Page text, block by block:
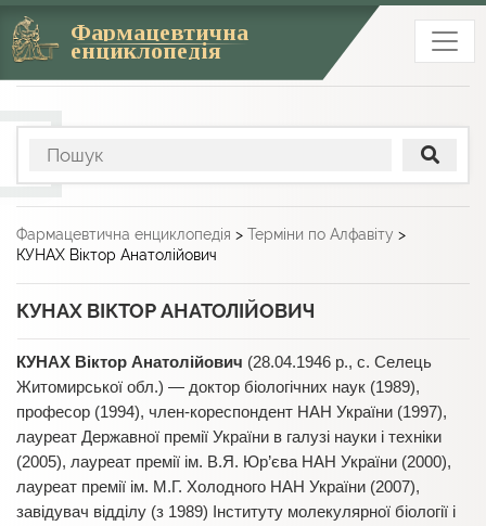
Фармацевтична
енциклопедія
Фармацевтична енциклопедія > Терміни по Алфавіту >
КУНАХ Віктор Анатолійович
КУНАХ ВІКТОР АНАТОЛІЙОВИЧ
КУНАХ Віктор Анатолійович (28.04.1946 р., с. Селець
Житомирської обл.) — доктор біологічних наук (1989),
професор (1994), член-кореспондент НАН України (1997),
лауреат Державної премії України в галузі науки і техніки
(2005), лауреат премії ім. В.Я. Юр’єва НАН України (2000),
лауреат премії ім. М.Г. Холодного НАН України (2007),
завідувач відділу (з 1989) Інституту молекулярної біології і